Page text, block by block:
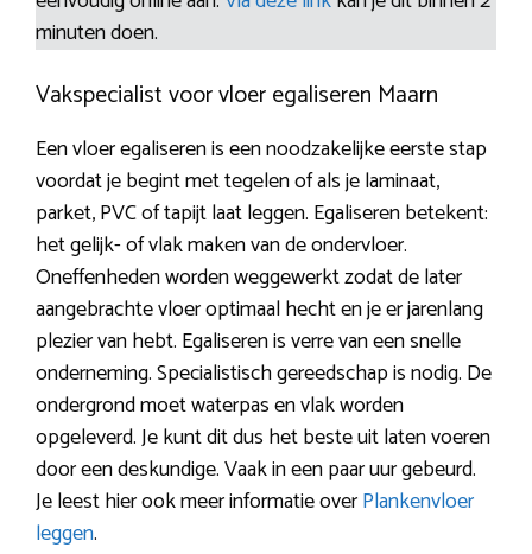
minuten doen.
Vakspecialist voor vloer egaliseren Maarn
Een vloer egaliseren is een noodzakelijke eerste stap
voordat je begint met tegelen of als je laminaat,
parket, PVC of tapijt laat leggen. Egaliseren betekent:
het gelijk- of vlak maken van de ondervloer.
Oneffenheden worden weggewerkt zodat de later
aangebrachte vloer optimaal hecht en je er jarenlang
plezier van hebt. Egaliseren is verre van een snelle
onderneming. Specialistisch gereedschap is nodig. De
ondergrond moet waterpas en vlak worden
opgeleverd. Je kunt dit dus het beste uit laten voeren
door een deskundige. Vaak in een paar uur gebeurd.
Je leest hier ook meer informatie overPlankenvloer
leggen.